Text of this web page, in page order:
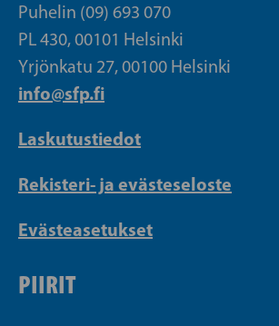
Puhelin (09) 693 070
PL 430, 00101 Helsinki
Yrjönkatu 27, 00100 Helsinki
info@sfp.fi
Laskutustiedot
Rekisteri- ja evästeseloste
Evästeasetukset
PIIRIT